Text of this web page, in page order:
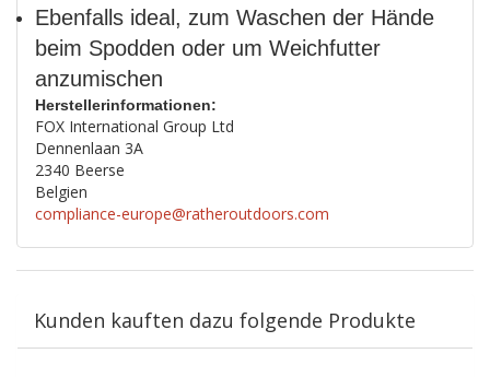
Ebenfalls ideal, zum Waschen der Hände
beim Spodden oder um Weichfutter
anzumischen
Herstellerinformationen:
FOX International Group Ltd
Dennenlaan 3A
2340 Beerse
Belgien
compliance-europe@ratheroutdoors.com
Kunden kauften dazu folgende Produkte